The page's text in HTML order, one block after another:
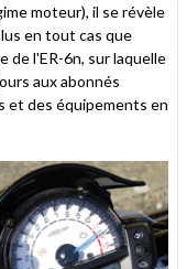
moteur), il se révèle
en tout cas que
de l'ER-6n, sur laquelle
aux abonnés
et des équipements en